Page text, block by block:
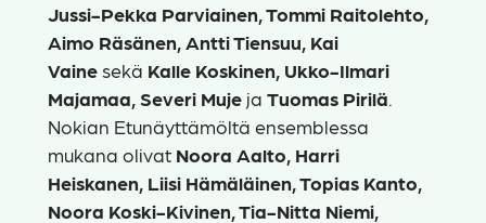
Jussi-Pekka Parviainen, Tommi Raitolehto,
Aimo Räsänen, Antti Tiensuu, Kai
Vaine sekä Kalle Koskinen, Ukko-Ilmari
Majamaa, Severi Muje ja Tuomas Pirilä
Nokian Etunäyttämöltä ensemblessa
mukana olivat Noora Aalto, Harri
Heiskanen, Liisi Hämäläinen, Topias Kanto,
Noora Koski-Kivinen, Tia-Nitta Niemi,